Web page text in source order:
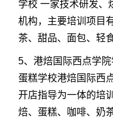
学校 一家技术研发、
机构，主要培训项目
茶、甜品、面包、轻
5、港焙国际西点学
蛋糕学校港焙国际西
开店指导为一体的培
焙、蛋糕、咖啡、奶